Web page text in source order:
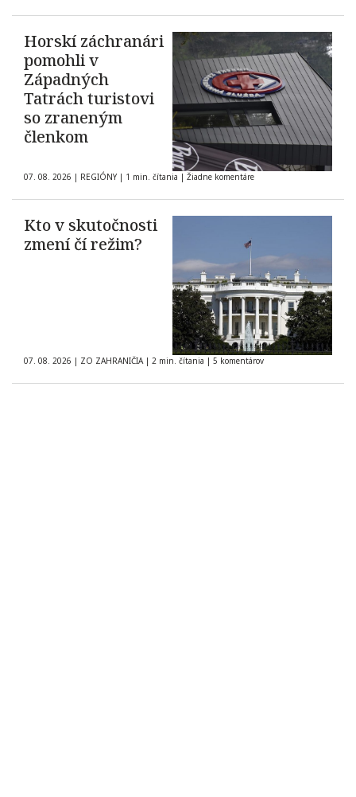
Horskí záchranári
pomohli v
Západných
Tatrách turistovi
so zraneným
členkom
07. 08. 2026 | REGIÓNY | 1 min. čítania | Žiadne komentáre
Kto v skutočnosti
zmení čí režim?
07. 08. 2026 | ZO ZAHRANIČIA | 2 min. čítania | 5 komentárov